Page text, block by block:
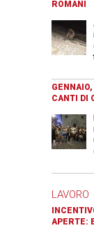
ROMANI
CANTI DI
LAVORO
APERTE: